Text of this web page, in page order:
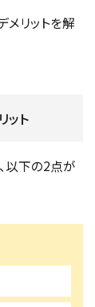
メリットを解
ット
以下の2点が